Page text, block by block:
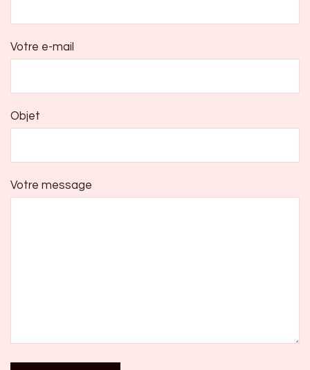
Votre e-mail
Objet
Votre message